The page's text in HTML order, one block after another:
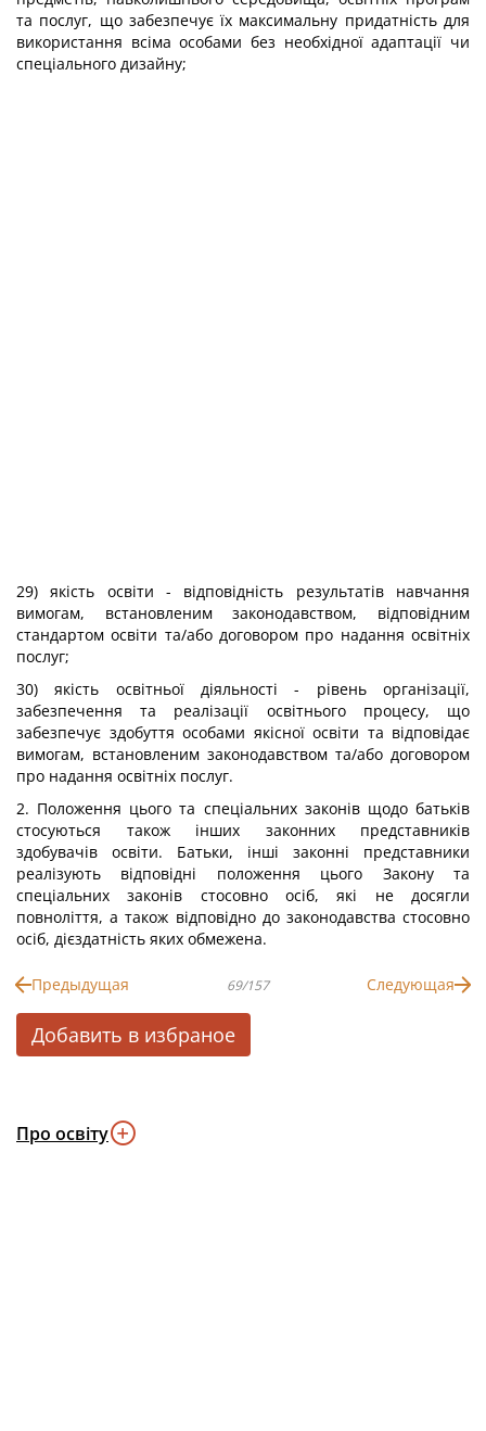
та послуг, що забезпечує їх максимальну придатність для
використання всіма особами без необхідної адаптації чи
спеціального дизайну;
29) якість освіти - відповідність результатів навчання
вимогам, встановленим законодавством, відповідним
стандартом освіти та/або договором про надання освітніх
послуг;
30) якість освітньої діяльності - рівень організації,
забезпечення та реалізації освітнього процесу, що
забезпечує здобуття особами якісної освіти та відповідає
вимогам, встановленим законодавством та/або договором
про надання освітніх послуг.
2. Положення цього та спеціальних законів щодо батьків
стосуються також інших законних представників
здобувачів освіти. Батьки, інші законні представники
реалізують відповідні положення цього Закону та
спеціальних законів стосовно осіб, які не досягли
повноліття, а також відповідно до законодавства стосовно
осіб, дієздатність яких обмежена.
Предыдущая 69/157 Следующая
Добавить в избраное
Про освіту